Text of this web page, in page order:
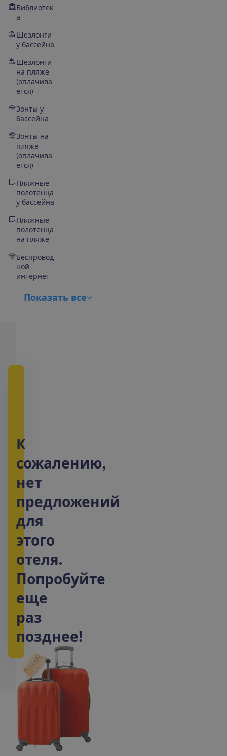
Библиотек
а
Шезлонги
у бассейна
Шезлонги
на пляже
(оплачива
ется)
Зонты у
бассейна
Зонты на
пляже
(оплачива
ется)
Пляжные
полотенца
у бассейна
Пляжные
полотенца
на пляже
Беспровод
ной
интернет
Показать все
К
сожалению,
нет
предложений
для
этого
отеля.
Попробуйте
еще
раз
позднее!
по
путешествиям